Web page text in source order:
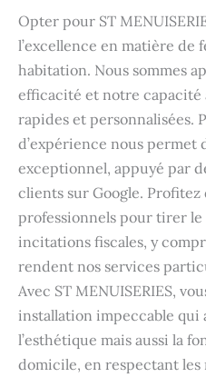
Opter pour ST
l’excellence en matière de
habitation. Nous sommes
efficacité et notre capacité
rapides et personnalisées.
d’expérience nous
exceptionnel, appuyé par
clients sur Google. Profitez
professionnels pour tirer
incitations fiscales, y
rendent nos services
Avec ST MENUISERIES,
installation impeccable qui
l’esthétique mais aussi la
domicile, en respectant les